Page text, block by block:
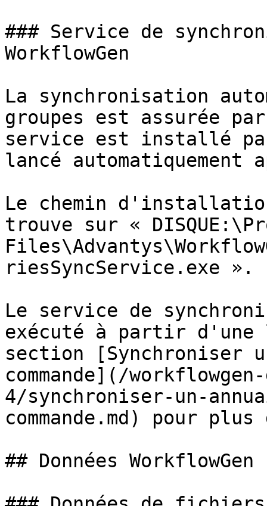
### Service de
WorkflowGen
La synchronisation
groupes est assurée
service est installé
lancé
Le chemin
trouve sur «
riesSyncService.exe ».
Le service de
exécuté à partir d'une
section [Synchroniser
commande](/
4/synchroniser-un-
commande.md) pour
## Données WorkflowGen